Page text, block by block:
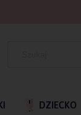
DZIECKO